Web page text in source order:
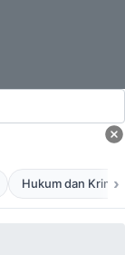
Hukum dan ›